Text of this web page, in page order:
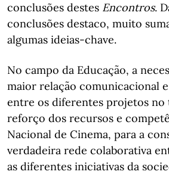
conclusões destes Encontros.
conclusões destaco, muito
algumas ideias-chave.
No campo da Educação, a
maior relação comunicacional
entre os diferentes projetos
reforço dos recursos e
Nacional de Cinema, para a
verdadeira rede colaborativa
as diferentes iniciativas da